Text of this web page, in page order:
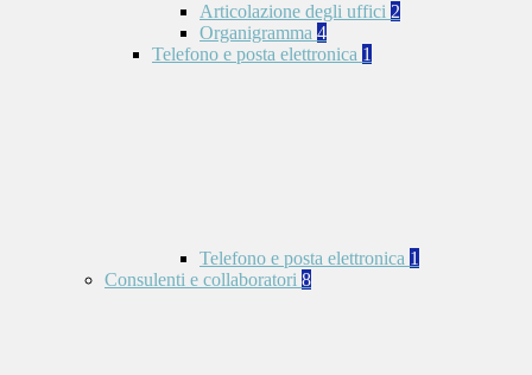
Articolazione degli uffici 2
Organigramma 4
Telefono e posta elettronica 1
Telefono e posta elettronica 1
Consulenti e collaboratori 8